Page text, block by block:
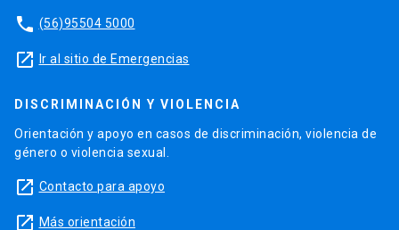
phone (56)95504 5000
launch Ir al sitio de Emergencias
DISCRIMINACIÓN Y VIOLENCIA
Orientación y apoyo en casos de discriminación, violencia de
género o violencia sexual.
launch Contacto para apoyo
launch Más orientación